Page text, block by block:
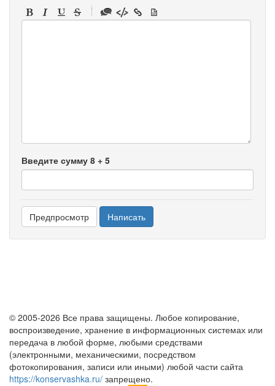
-
-
Введите сумму 8 + 5
© 2005-2026 Все права защищены. Любое копирование,
воспроизведение, хранение в информационных системах или
передача в любой форме, любыми средствами
(электронными, механическими, посредством
фотокопирования, записи или иными) любой части сайта
https://konservashka.ru/ запрещено.